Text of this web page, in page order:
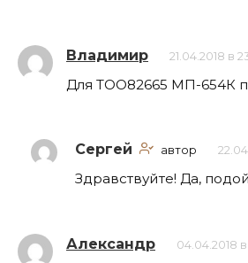
Владимир 21.04.2018 в
Для ТОО82665 МП-654К
Сергей автор
Здравствуйте! Да,
Александр 04.04.2018 в